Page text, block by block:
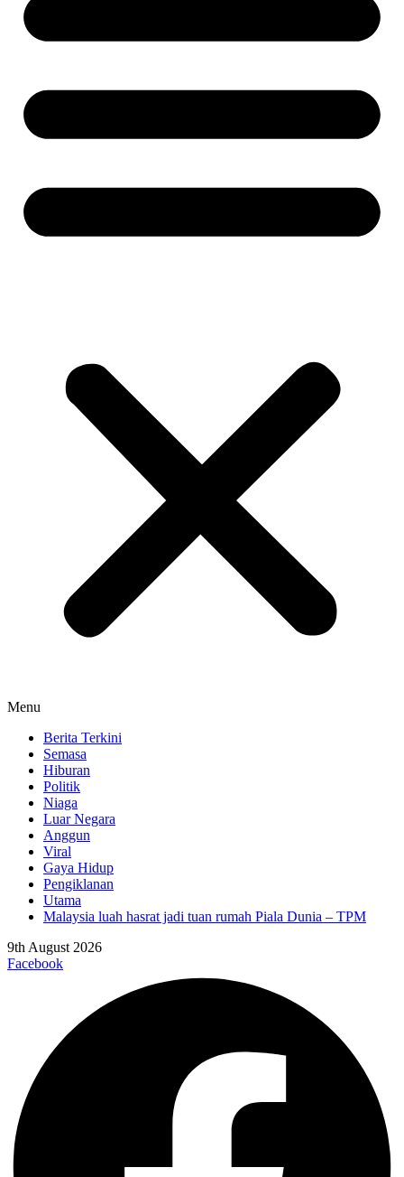
Menu
Berita Terkini
Semasa
Hiburan
Politik
Niaga
Luar Negara
Anggun
Viral
Gaya Hidup
Pengiklanan
Utama
Malaysia luah hasrat jadi tuan rumah Piala Dunia – TPM
9th August 2026
Facebook